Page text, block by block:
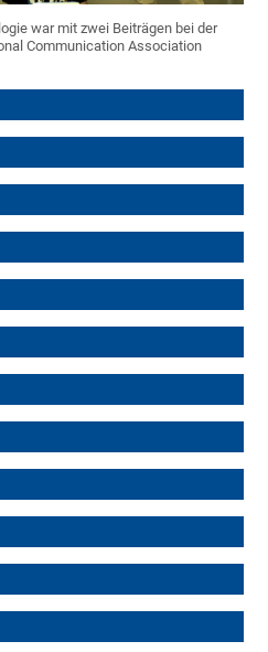
war mit zwei Beiträgen bei der
Communication Association